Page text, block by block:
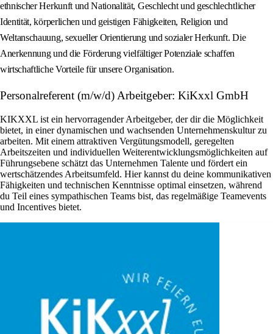
ethnischer Herkunft und Nationalität, Geschlecht und geschlechtlicher
Identität, körperlichen und geistigen Fähigkeiten, Religion und
Weltanschauung, sexueller Orientierung und sozialer Herkunft. Die
Anerkennung und die Förderung vielfältiger Potenziale schaffen
wirtschaftliche Vorteile für unsere Organisation.
Personalreferent (m/w/d) Arbeitgeber: KiKxxl GmbH
KIKXXL ist ein hervorragender Arbeitgeber, der dir die Möglichkeit
bietet, in einer dynamischen und wachsenden Unternehmenskultur zu
arbeiten. Mit einem attraktiven Vergütungsmodell, geregelten
Arbeitszeiten und individuellen Weiterentwicklungsmöglichkeiten auf
Führungsebene schätzt das Unternehmen Talente und fördert ein
wertschätzendes Arbeitsumfeld. Hier kannst du deine kommunikativen
Fähigkeiten und technischen Kenntnisse optimal einsetzen, während
du Teil eines sympathischen Teams bist, das regelmäßige Teamevents
und Incentives bietet.